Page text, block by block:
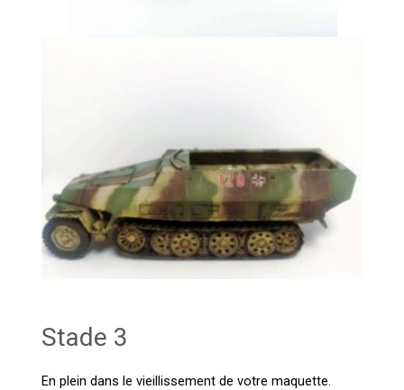
Stade 3
En plein dans le vieillissement de votre maquette.